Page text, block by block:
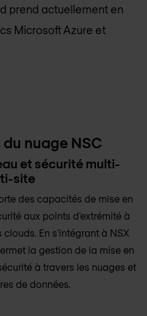
prend actuellement en
Microsoft Azure et
nuage NSC
et sécurité multi-
site
des capacités de mise en
aux points d'extrémité à
En s'intégrant à NSX
la gestion de la mise en
à travers les nuages et
de données.